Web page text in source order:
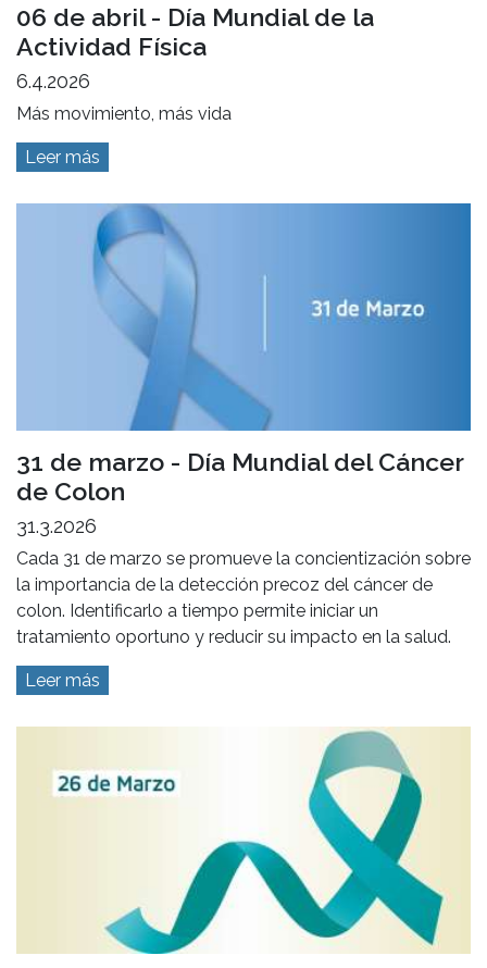
06 de abril - Día Mundial de la
Actividad Física
6.4.2026
Más movimiento, más vida
Leer más
31 de marzo - Día Mundial del Cáncer
de Colon
31.3.2026
Cada 31 de marzo se promueve la concientización sobre
la importancia de la detección precoz del cáncer de
colon. Identificarlo a tiempo permite iniciar un
tratamiento oportuno y reducir su impacto en la salud.
Leer más